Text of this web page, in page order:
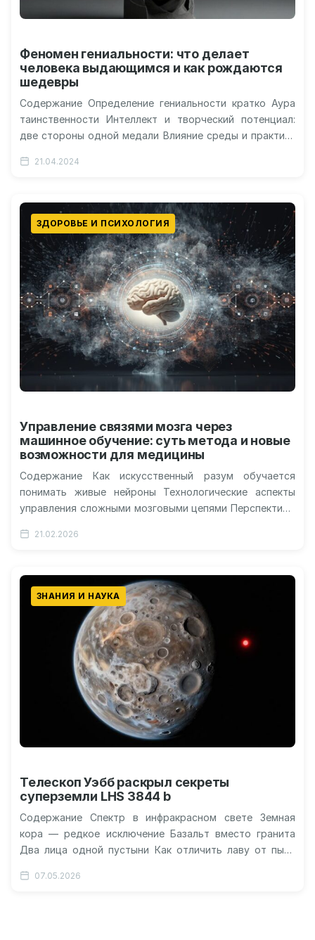
Феномен гениальности: что делает
человека выдающимся и как рождаются
шедевры
Содержание Определение гениальности кратко Аура
таинственности Интеллект и творческий потенциал:
две стороны одной медали Влияние среды и практики
здоровье: тонкая…
21.04.2024
ЗДОРОВЬЕ И ПСИХОЛОГИЯ
Управление связями мозга через
машинное обучение: суть метода и новые
возможности для медицины
Содержание Как искусственный разум обучается
понимать живые нейроны Технологические аспекты
управления сложными мозговыми цепями Перспективы
Этическая сторона и безопасность внедрения…
21.02.2026
ЗНАНИЯ И НАУКА
Телескоп Уэбб раскрыл секреты
суперземли LHS 3844 b
Содержание Спектр в инфракрасном свете Земная
кора — редкое исключение Базальт вместо гранита
Два лица одной пустыни Как отличить лаву от пыли
07.05.2026